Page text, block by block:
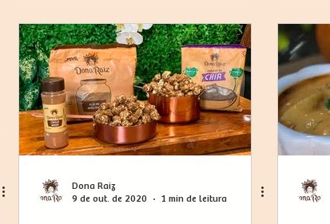
Dona Raiz
9 de out. de 2020
1 min de leitura